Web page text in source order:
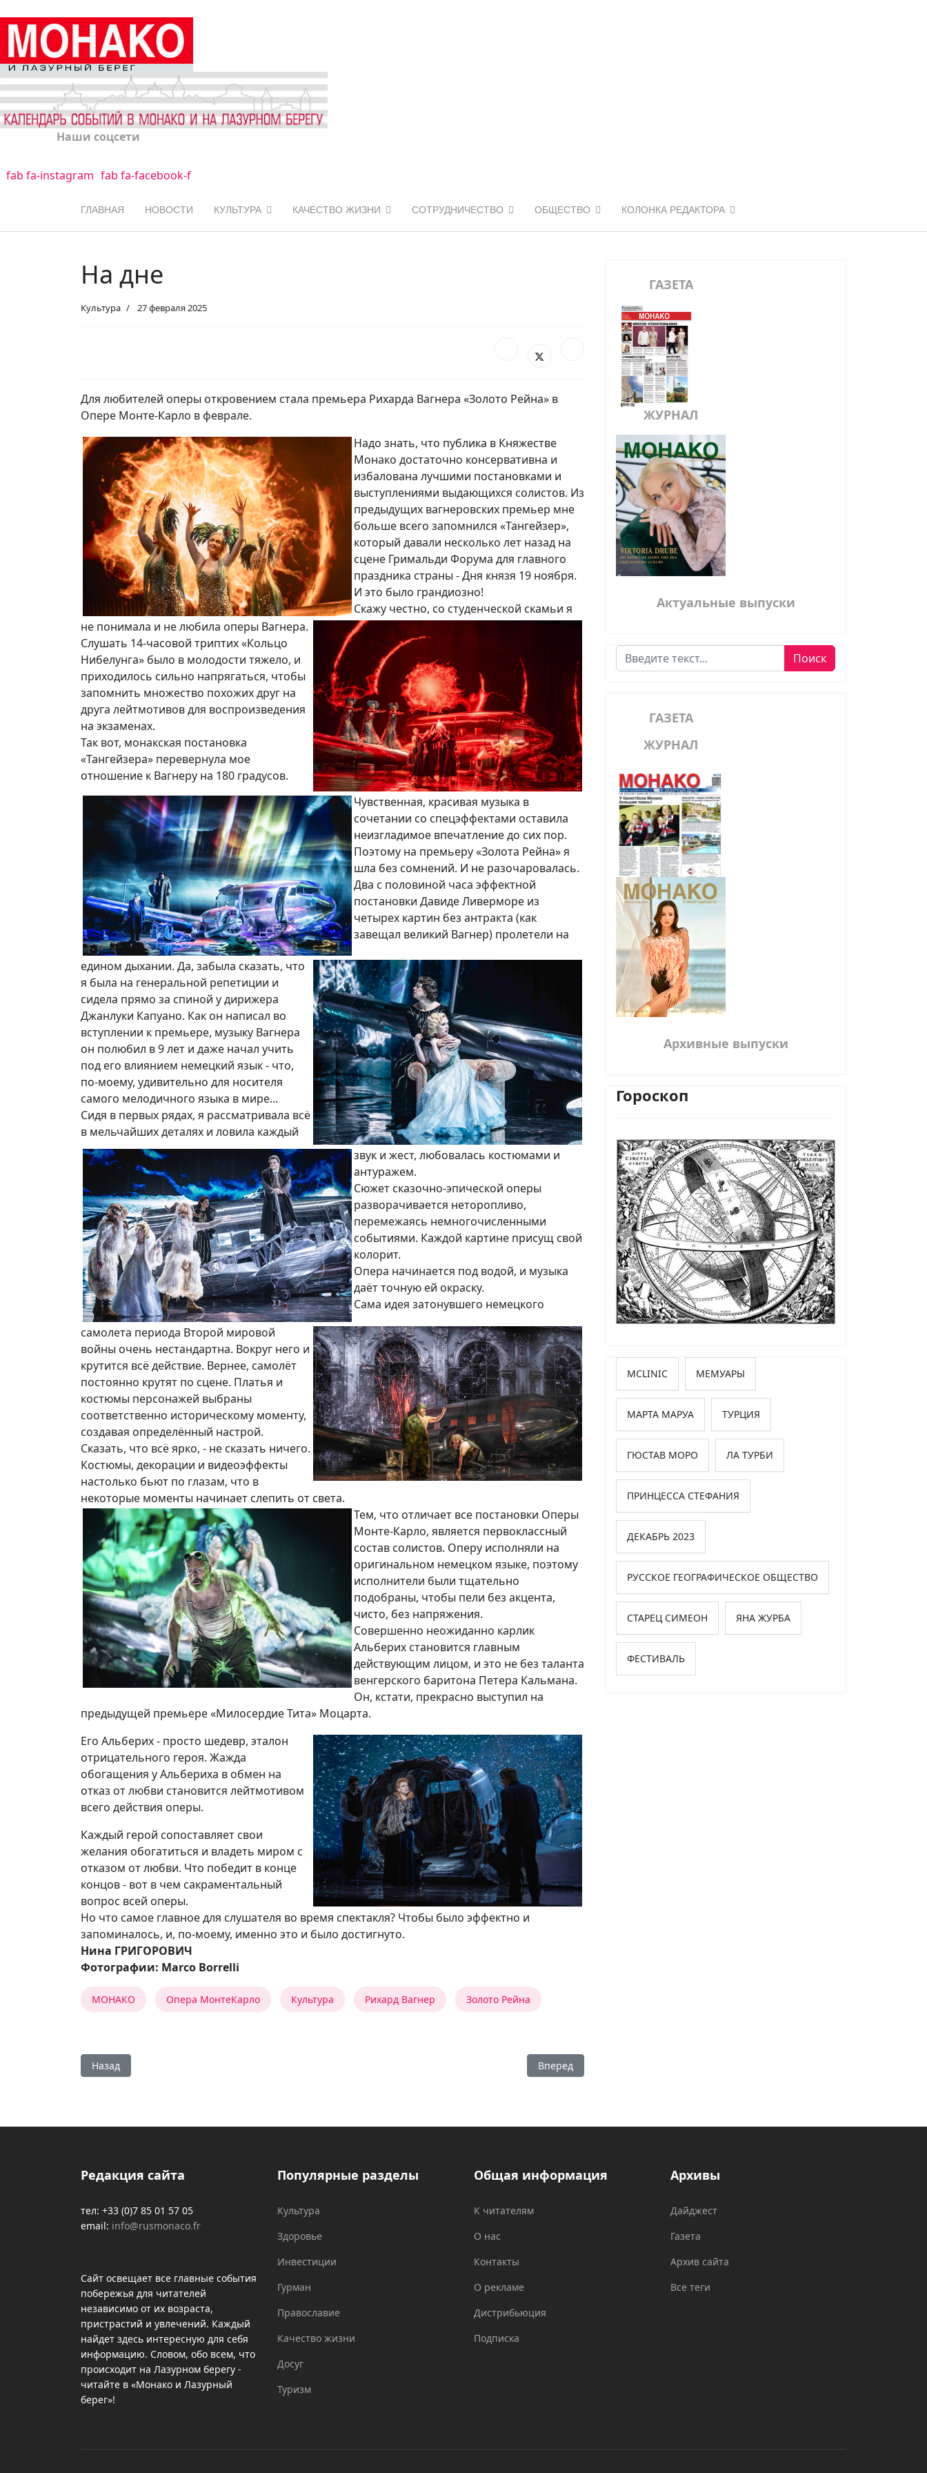
Наши соцсети
fab fa-instagram fab fa-facebook-f
ГЛАВНАЯ НОВОСТИ КУЛЬТУРА КАЧЕСТВО ЖИЗНИ СОТРУДНИЧЕСТВО ОБЩЕСТВО КОЛОНКА РЕДАКТОРА
На дне
Культура 27 февраля 2025
Для любителей оперы откровением стала премьера Рихарда Вагнера «Золото Рейна» в
Опере Монте-Карло в феврале.
Надо знать, что публика в Княжестве
Монако достаточно консервативна и
избалована лучшими постановками и
выступлениями выдающихся солистов. Из
предыдущих вагнеровских премьер мне
больше всего запомнился «Тангейзер»,
который давали несколько лет назад на
сцене Гримальди Форума для главного
праздника страны - Дня князя 19 ноября.
И это было грандиозно!
Скажу честно, со студенческой скамьи я
не понимала и не любила оперы Вагнера.
Слушать 14-часовой триптих «Кольцо
Нибелунга» было в молодости тяжело, и
приходилось сильно напрягаться, чтобы
запомнить множество похожих друг на
друга лейтмотивов для воспроизведения
на экзаменах.
Так вот, монакская постановка
«Тангейзера» перевернула мое
отношение к Вагнеру на 180 градусов.
Чувственная, красивая музыка в
сочетании со спецэффектами оставила
неизгладимое впечатление до сих пор.
Поэтому на премьеру «Золота Рейна» я
шла без сомнений. И не разочаровалась.
Два с половиной часа эффектной
постановки Давиде Ливерморе из
четырех картин без антракта (как
завещал великий Вагнер) пролетели на
едином дыхании. Да, забыла сказать, что
я была на генеральной репетиции и
сидела прямо за спиной у дирижера
Джанлуки Капуано. Как он написал во
вступлении к премьере, музыку Вагнера
он полюбил в 9 лет и даже начал учить
под его влиянием немецкий язык - что,
по-моему, удивительно для носителя
самого мелодичного языка в мире...
Сидя в первых рядах, я рассматривала всё
в мельчайших деталях и ловила каждый
звук и жест, любовалась костюмами и
антуражем.
Сюжет сказочно-эпической оперы
разворачивается неторопливо,
перемежаясь немногочисленными
событиями. Каждой картине присущ свой
колорит.
Опера начинается под водой, и музыка
даёт точную ей окраску.
Сама идея затонувшего немецкого
самолета периода Второй мировой
войны очень нестандартна. Вокруг него и
крутится всё действие. Вернее, самолёт
постоянно крутят по сцене. Платья и
костюмы персонажей выбраны
соответственно историческому моменту,
создавая определённый настрой.
Сказать, что всё ярко, - не сказать ничего.
Костюмы, декорации и видеоэффекты
настолько бьют по глазам, что в
некоторые моменты начинает слепить от света.
Тем, что отличает все постановки Оперы
Монте-Карло, является первоклассный
состав солистов. Оперу исполняли на
оригинальном немецком языке, поэтому
исполнители были тщательно
подобраны, чтобы пели без акцента,
чисто, без напряжения.
Совершенно неожиданно карлик
Альберих становится главным
действующим лицом, и это не без таланта
венгерского баритона Петера Кальмана.
Он, кстати, прекрасно выступил на
предыдущей премьере «Милосердие Тита» Моцарта.
Его Альберих - просто шедевр, эталон
отрицательного героя. Жажда
обогащения у Альбериха в обмен на
отказ от любви становится лейтмотивом
всего действия оперы.
Каждый герой сопоставляет свои
желания обогатиться и владеть миром с
отказом от любви. Что победит в конце
концов - вот в чем сакраментальный
вопрос всей оперы.
Но что самое главное для слушателя во время спектакля? Чтобы было эффектно и
запоминалось, и, по-моему, именно это и было достигнуто.
Нина ГРИГОРОВИЧ
Фотографии: Marco Borrelli
МОНАКО Опера МонтеКарло Культура Рихард Вагнер Золото Рейна
Предыдущий: В РИТМЕ БОЛЕРО
Назад Следующий: Нико Пиросманашвили: грузинский художник, вдохновляющий мир
Вперед
ГАЗЕТА
ЖУРНАЛ
Актуальные выпуски
Поиск Поиск
ГАЗЕТА
ЖУРНАЛ
Архивные выпуски
Гороскоп
MCLINIC МЕМУАРЫ
МАРТА МАРУА ТУРЦИЯ
ГЮСТАВ МОРО ЛА ТУРБИ
ПРИНЦЕССА СТЕФАНИЯ
ДЕКАБРЬ 2023
РУССКОЕ ГЕОГРАФИЧЕСКОЕ ОБЩЕСТВО
СТАРЕЦ СИМЕОН ЯНА ЖУРБА
ФЕСТИВАЛЬ
Редакция сайта
тел: +33 (0)7 85 01 57 05
email: info@rusmonaco.fr
Сайт освещает все главные события
побережья для читателей
независимо от их возраста,
пристрастий и увлечений. Каждый
найдет здесь интересную для себя
информацию. Словом, обо всем, что
происходит на Лазурном берегу -
читайте в «Монако и Лазурный
берег»!
Популярные разделы
Культура
Здоровье
Инвестиции
Гурман
Православие
Качество жизни
Досуг
Туризм
Общая информация
К читателям
О нас
Контакты
О рекламе
Дистрибьюция
Подписка
Архивы
Дайджест
Газета
Архив сайта
Все теги